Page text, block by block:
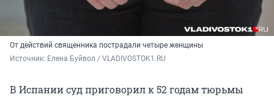
От действий священника пострадали четыре женщины
Источник: Елена Буйвол / VLADIVOSTOK1.RU
В Испании суд приговорил к 52 годам тюрьмы